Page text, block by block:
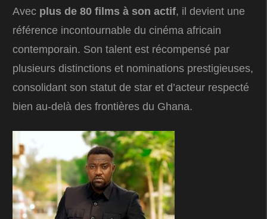
Avec plus de 80 films à son actif, il devient une
référence incontournable du cinéma africain
contemporain. Son talent est récompensé par
plusieurs distinctions et nominations prestigieuses,
consolidant son statut de star et d’acteur respecté
bien au-delà des frontières du Ghana.